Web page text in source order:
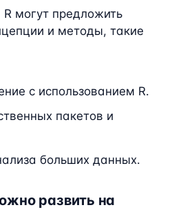
могут предложить
и методы, такие
с использованием R.
пакетов и
больших данных.
развить на